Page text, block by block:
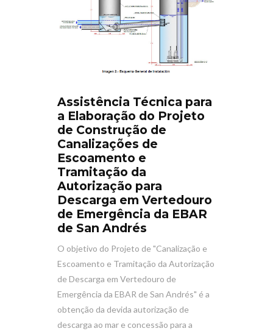
Assistência Técnica para
a Elaboração do Projeto
de Construção de
Canalizações de
Escoamento e
Tramitação da
Autorização para
Descarga em Vertedouro
de Emergência da EBAR
de San Andrés
O objetivo do Projeto de "Canalização e
Escoamento e Tramitação da Autorização
de Descarga em Vertedouro de
Emergência da EBAR de San Andrés" é a
obtenção da devida autorização de
descarga ao mar e concessão para a